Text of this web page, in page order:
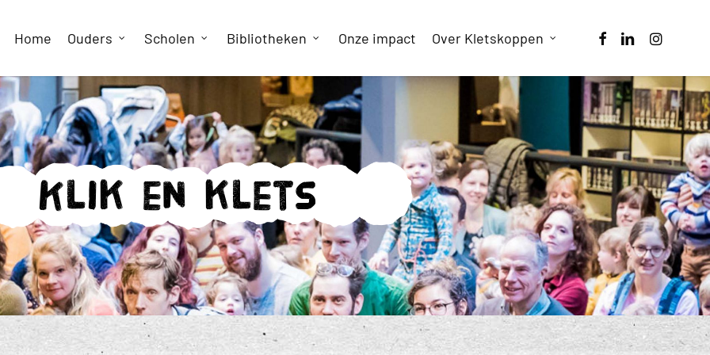
Home Ouders Scholen Bibliotheken Onze impact Over Kletskoppen facebooklinkedininstagram
Klik en klets